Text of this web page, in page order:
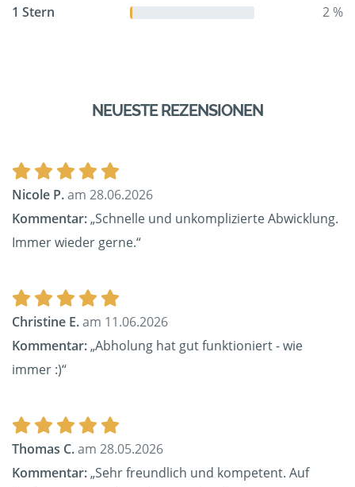
1 Stern
2 %
NEUESTE REZENSIONEN
Nicole P.am 28.06.2026
Kommentar:„Schnelle und unkomplizierte Abwicklung.
Immer wieder gerne.“
Christine E.am 11.06.2026
Kommentar:„Abholung hat gut funktioniert - wie
immer :)“
Thomas C.am 28.05.2026
Kommentar:„Sehr freundlich und kompetent. Auf